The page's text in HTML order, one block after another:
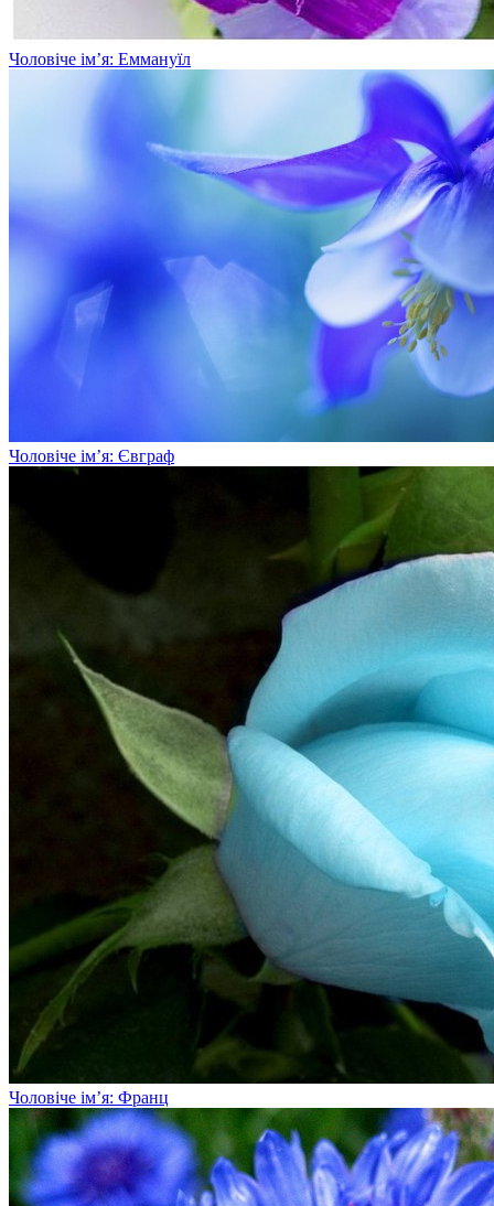
Чоловіче ім’я: Еммануїл
Чоловіче ім’я: Євграф
Чоловіче ім’я: Франц